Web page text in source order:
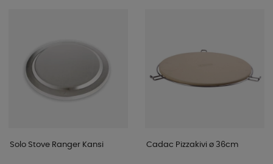
Solo Stove Ranger Kansi Cadac Pizzakivi ø 36cm